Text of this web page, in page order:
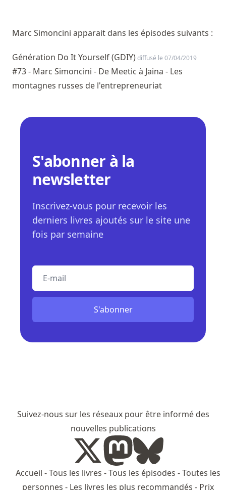
Marc Simoncini apparait dans les épisodes suivants :
Génération Do It Yourself (GDIY)diffusé le 07/04/2019
#73 - Marc Simoncini - De Meetic à Jaina - Les
montagnes russes de l'entrepreneuriat
S'abonner à la
newsletter
Inscrivez-vous pour recevoir les
derniers livres ajoutés sur le site une
fois par semaine
E-mail
S'abonner
Suivez-nous sur les réseaux pour être informé des
nouvelles publications
Accueil -Tous les livres -Tous les épisodes -Toutes les
personnes - Les livres les plus recommandés - Prix